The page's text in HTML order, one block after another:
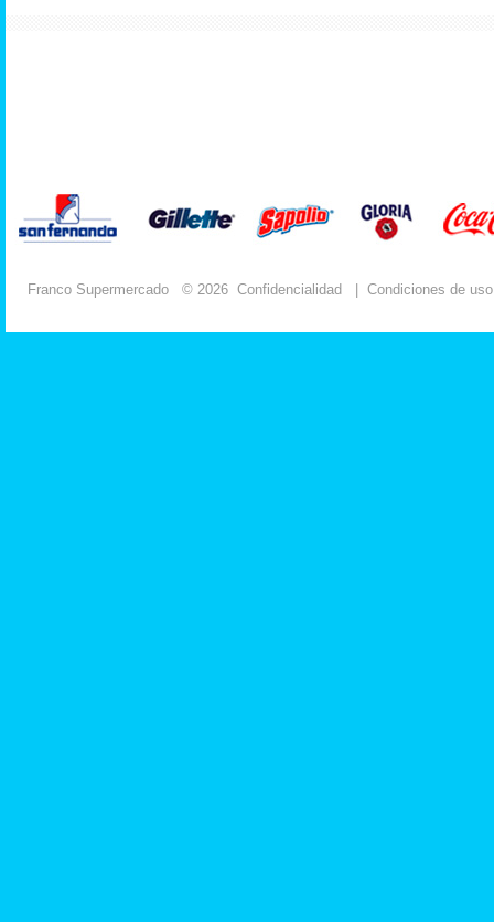
Franco Supermercado © 2026 Confidencialidad Condiciones de uso